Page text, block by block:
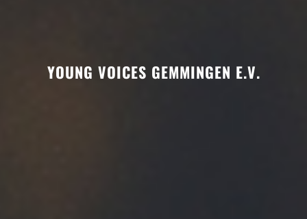
YOUNG VOICES GEMMINGEN E.V.